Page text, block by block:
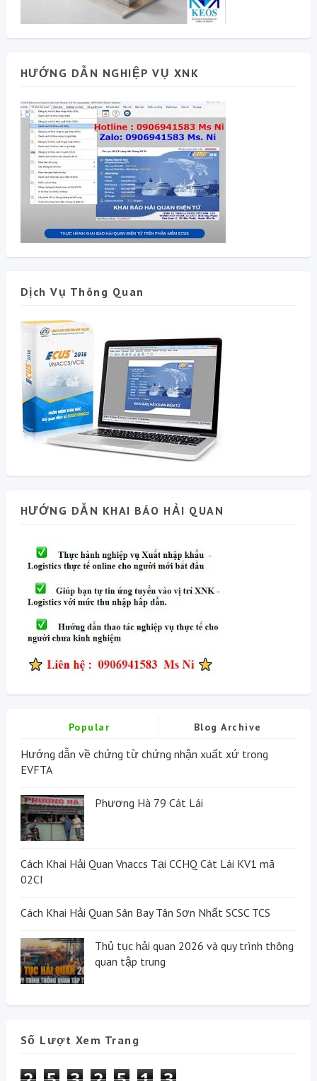
HƯỚNG DẪN NGHIỆP VỤ XNK
Dịch Vụ Thông Quan
HƯỚNG DẪN KHAI BÁO HẢI QUAN
Popular Blog Archive
Hướng dẫn về chứng từ chứng nhận xuất xứ trong
EVFTA
Phương Hà 79 Cát Lái
Cách Khai Hải Quan Vnaccs Tại CCHQ Cát Lái KV1 mã
02CI
Cách Khai Hải Quan Sân Bay Tân Sơn Nhất SCSC TCS
Thủ tục hải quan 2026 và quy trình thông
quan tập trung
Số Lượt Xem Trang